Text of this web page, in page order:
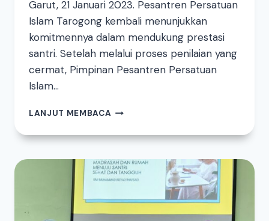
Garut, 21 Januari 2023. Pesantren Persatuan
Islam Tarogong kembali menunjukkan
komitmennya dalam mendukung prestasi
santri. Setelah melalui proses penilaian yang
cermat, Pimpinan Pesantren Persatuan
Islam…
LANJUT MEMBACA